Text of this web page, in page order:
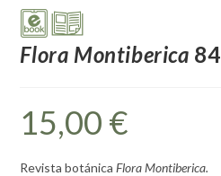
Flora Montiberica 84
15,00 €
Revista botánicaFlora Montiberica.